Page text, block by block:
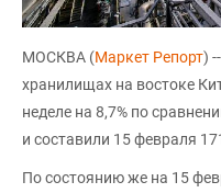
МОСКВА (Маркет Репорт)
хранилищах на востоке
неделе на 8,7% по
и составили 15 февраля
По состоянию же на 15